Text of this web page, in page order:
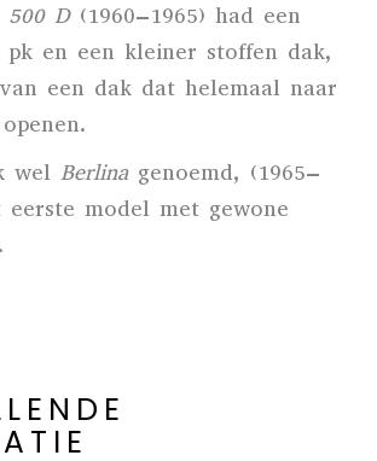
500 D(1960–1965) had een
en een kleiner stoffen dak,
een dak dat helemaal naar
wel Berlinagenoemd, (1965–
eerste model met gewone